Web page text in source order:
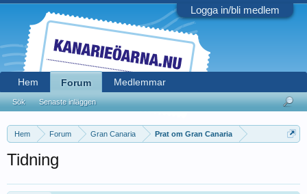
Logga in/bli medlem
Hem Forum Gran Canaria Prat om Gran Canaria
Tidning
Hem Forum
Sök Senaste inläggen
Medlemmar